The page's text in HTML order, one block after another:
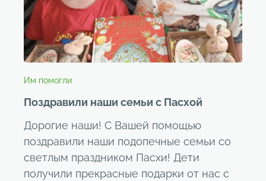
Им помогли
Поздравили наши семьи с Пасхой
Дорогие наши! С Вашей помощью
поздравили наши подопечные семьи со
светлым праздником Пасхи! Дети
получили прекрасные подарки от нас с